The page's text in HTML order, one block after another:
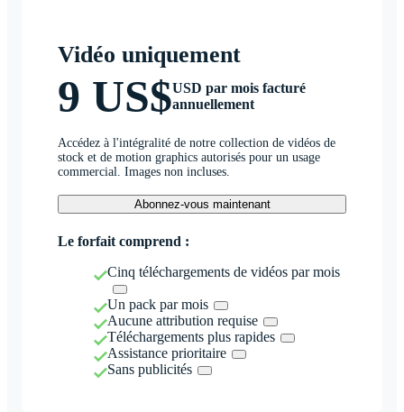
Vidéo uniquement
9 US$USD par mois facturé
annuellement
Accédez à l'intégralité de notre collection de vidéos de
stock et de motion graphics autorisés pour un usage
commercial. Images non incluses.
Abonnez-vous maintenant
Le forfait comprend :
Cinq téléchargements de vidéos par mois
Un pack par mois
Aucune attribution requise
Téléchargements plus rapides
Assistance prioritaire
Sans publicités